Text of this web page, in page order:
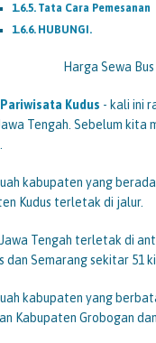
Tata Cara Pemesanan
HUBUNGI.
Harga Sewa
Kudus - kali ini
Tengah. Sebelum
kabupaten yang
Kudus terletak di jalur.
Tengah terletak di
dan Semarang sekitar 51
kabupaten yang
Kabupaten Grobogan dan.